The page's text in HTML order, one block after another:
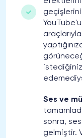
Ses ve
sonra,
gelmiştir.